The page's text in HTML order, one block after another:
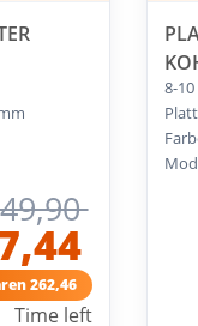
262,46
Time left
8-